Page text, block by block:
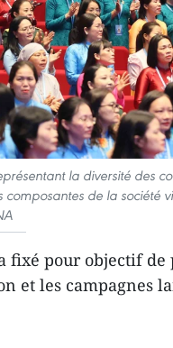
la diversité des
composantes de la société
fixé pour objectif
et les campagnes